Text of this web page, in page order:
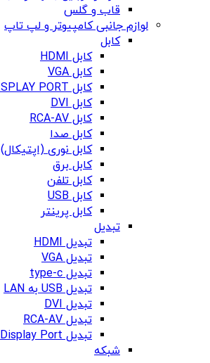
قاب و گلس
لوازم جانبی کامپیوتر و لپ تاپ
کابل
کابل HDMI
کابل VGA
کابل DISPLAY PORT
کابل DVI
کابل RCA-AV
کابل صدا
کابل نوری (اپتیکال)
کابل برق
کابل تلفن
کابل USB
کابل پرینتر
تبدیل
تبدیل HDMI
تبدیل VGA
تبدیل type-c
تبدیل USB به LAN
تبدیل DVI
تبدیل RCA-AV
تبدیل Display Port
شبکه